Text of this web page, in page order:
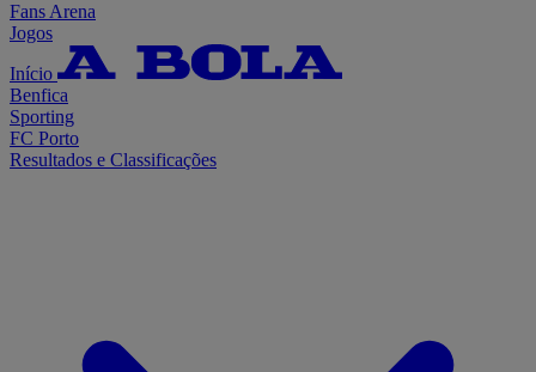
Fans Arena
Jogos
Início
Benfica
Sporting
FC Porto
Resultados e Classificações